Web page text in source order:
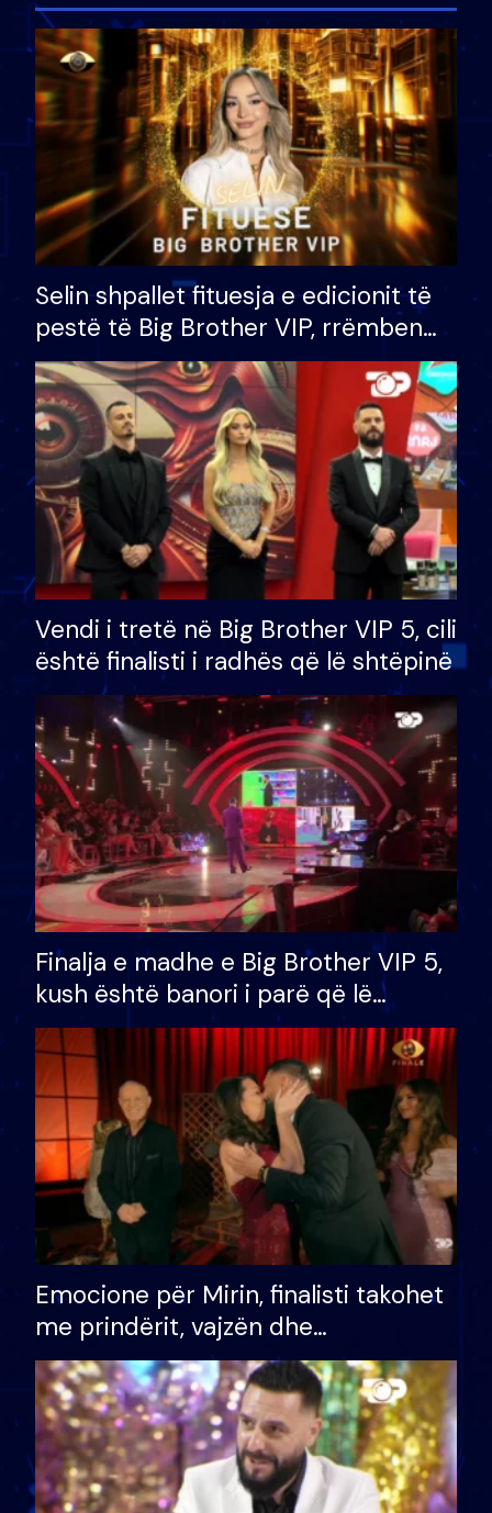
Selin shpallet fituesja e edicionit të
pestë të Big Brother VIP, rrëmben
çmimin e madh prej 100 mijë eurosh
Vendi i tretë në Big Brother VIP 5, cili
është finalisti i radhës që lë shtëpinë
Finalja e madhe e Big Brother VIP 5,
kush është banori i parë që lë
shtëpinë dhe humb mundësinë për
të fituar çmimin e madh
Emocione për Mirin, finalisti takohet
me prindërit, vajzën dhe
bashkëshorten: S’kemi ndonjë letër
divorci apo jo?